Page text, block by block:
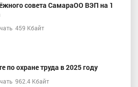
совета СамараОО ВЭП на 1
459 Кбайт
по охране труда в 2025 году
962.4 Кбайт